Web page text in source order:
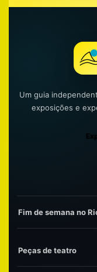
Um guia
exposições e
Fim de semana no
Peças de teatro